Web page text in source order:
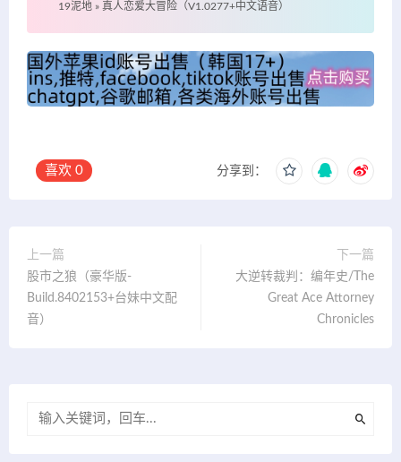
19泥地 » 真人恋爱大冒险（V1.0277+中文语音）
喜欢 0 分享到：
上一篇
股市之狼（豪华版-
Build.8402153+台妹中文配
音）
下一篇
大逆转裁判：编年史/The
Great Ace Attorney
Chronicles